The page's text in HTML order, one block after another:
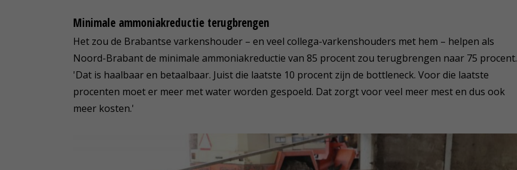
Minimale ammoniakreductie terugbrengen
Het zou de Brabantse varkenshouder – en veel collega-varkenshouders met hem – helpen als
Noord-Brabant de minimale ammoniakreductie van 85 procent zou terugbrengen naar 75 procent.
'Dat is haalbaar en betaalbaar. Juist die laatste 10 procent zijn de bottleneck. Voor die laatste
procenten moet er meer met water worden gespoeld. Dat zorgt voor veel meer mest en dus ook
meer kosten.'